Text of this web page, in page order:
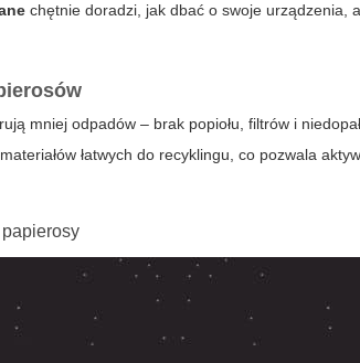
chętnie doradzi, jak dbać o swoje urządzenia,
mniej odpadów – brak popiołu, filtrów i
łatwych do recyklingu, co pozwala